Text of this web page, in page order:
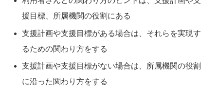
援目標、所属機関の役割にある
支援計画や支援目標がある場合は、それらを実現す
るための関わり方をする
支援計画や支援目標がない場合は、所属機関の役割
に沿った関わり方をする